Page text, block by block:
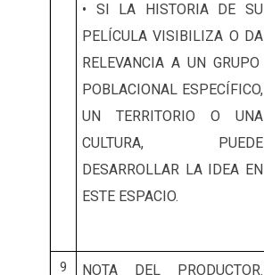
• SI LA HISTORIA DE SU
PELÍCULA VISIBILIZA O DA
RELEVANCIA A UN GRUPO
POBLACIONAL ESPECÍFICO,
UN TERRITORIO O UNA
CULTURA, PUEDE
DESARROLLAR LA IDEA EN
ESTE ESPACIO.
9
NOTA DEL PRODUCTOR.